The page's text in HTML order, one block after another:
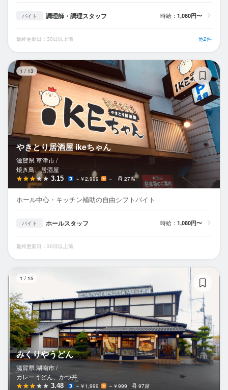
バイト 調理師・調理スタッフ 時給： 1,080円〜
最終更新日：30日以上前 他2件
1 / 13
やきとり居酒屋 ikeちゃん
滋賀県 草津市 /
焼き鳥、居酒屋
3.15 ～￥2,999 － 27席
ホール中心・キッチン補助の自由シフトバイト
バイト ホールスタッフ 時給： 1,080円〜
最終更新日：30日以上前
1 / 15
みくりやうどん
滋賀県 湖南市 /
カレーうどん、かつ丼
3.48 ～￥1,999 ～￥999 97席